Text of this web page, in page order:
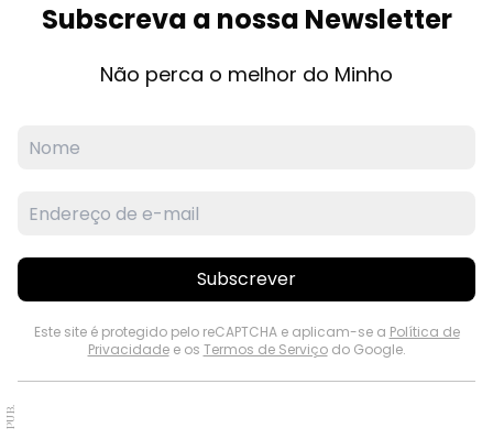
Subscreva a nossa Newsletter
Não perca o melhor do Minho
Subscrever
Este site é protegido pelo reCAPTCHA e aplicam-se a Política de
Privacidadee os Termos de Serviçodo Google.
PUB.